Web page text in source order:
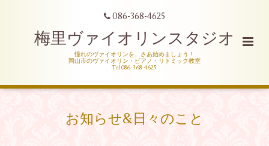
086-368-4625
梅里ヴァイオリンスタジオ
憧れのヴァイオリンを、さあ始めましょう！
岡山市のヴァイオリン・ピアノ・リトミック教室
Tel 086-368-4625
お知らせ&日々のこと